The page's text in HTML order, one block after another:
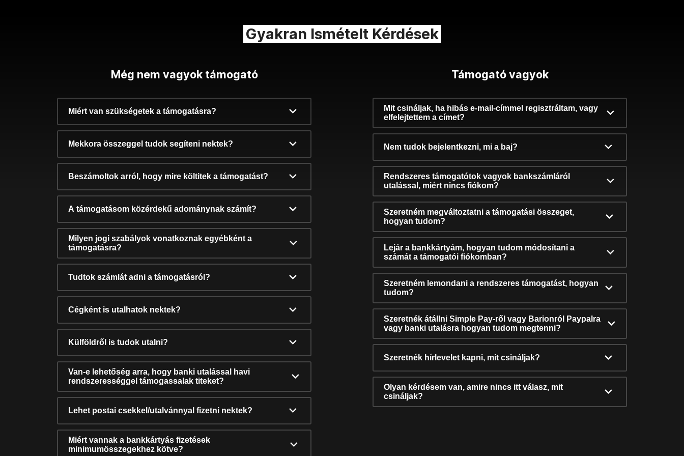
Gyakran Ismételt Kérdések
Még nem vagyok támogató
Miért van szükségetek a támogatásra?
Mekkora összeggel tudok segíteni nektek?
Beszámoltok arról, hogy mire költitek a támogatást?
A támogatásom közérdekű adománynak számít?
Milyen jogi szabályok vonatkoznak egyébként a
támogatásra?
Tudtok számlát adni a támogatásról?
Cégként is utalhatok nektek?
Külföldről is tudok utalni?
Van-e lehetőség arra, hogy banki utalással havi
rendszerességgel támogassalak titeket?
Lehet postai csekkel/utalvánnyal fizetni nektek?
Miért vannak a bankkártyás fizetések
minimumösszegekhez kötve?
Támogató vagyok
Mit csináljak, ha hibás e-mail-címmel regisztráltam, vagy
elfelejtettem a címet?
Nem tudok bejelentkezni, mi a baj?
Rendszeres támogatótok vagyok bankszámláról
utalással, miért nincs fiókom?
Szeretném megváltoztatni a támogatási összeget,
hogyan tudom?
Lejár a bankkártyám, hogyan tudom módosítani a
számát a támogatói fiókomban?
Szeretném lemondani a rendszeres támogatást, hogyan
tudom?
Szeretnék átállni Simple Pay-ről vagy Barionról Paypalra
vagy banki utalásra hogyan tudom megtenni?
Szeretnék hírlevelet kapni, mit csináljak?
Olyan kérdésem van, amire nincs itt válasz, mit
csináljak?